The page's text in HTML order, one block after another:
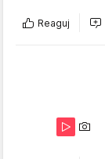
Reaguj